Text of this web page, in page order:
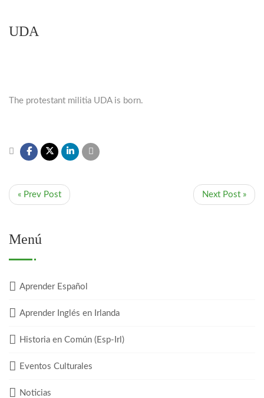
UDA
The protestant militia UDA is born.
« Prev Post Next Post »
Menú
Aprender Español
Aprender Inglés en Irlanda
Historia en Común (Esp-Irl)
Eventos Culturales
Noticias